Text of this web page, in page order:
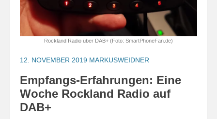
Rockland Radio über DAB+ (Foto: SmartPhoneFan.de)
12. NOVEMBER 2019 MARKUSWEIDNER
Empfangs-Erfahrungen: Eine
Woche Rockland Radio auf
DAB+